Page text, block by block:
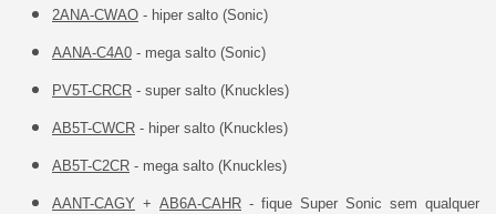
2ANA-CWAO- hiper salto (Sonic)
AANA-C4A0- mega salto (Sonic)
PV5T-CRCR- super salto (Knuckles)
AB5T-CWCR- hiper salto (Knuckles)
AB5T-C2CR- mega salto (Knuckles)
AANT-CAGY + AB6A-CAHR - fique Super Sonic sem qualquer